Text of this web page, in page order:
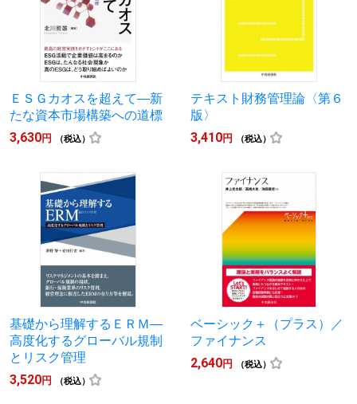
ＥＳＧカオスを超えて―新
たな資本市場構築への道標
3,630円 （税込）
テキスト財務管理論〈第６
版〉
3,410円 （税込）
基礎から理解するＥＲＭ―
高度化するグローバル規制
とリスク管理
3,520円 （税込）
ベーシック＋（プラス）／
ファイナンス
2,640円 （税込）